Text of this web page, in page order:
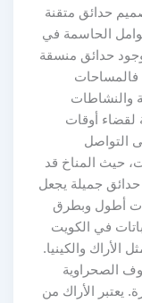
حدائق متقنة
الحاسمة في
حدائق منسقة
فالمساحات
والنشاطات
لقضاء أوقات
التواصل
حيث المناخ قد
جميلة يجعل
أطول وبطرق
في الكويت
الأراك والكينيا.
الصحراوية
يعتبر الأراك من